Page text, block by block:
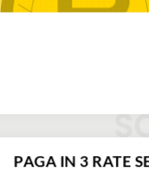
PAGA IN 3 RATE